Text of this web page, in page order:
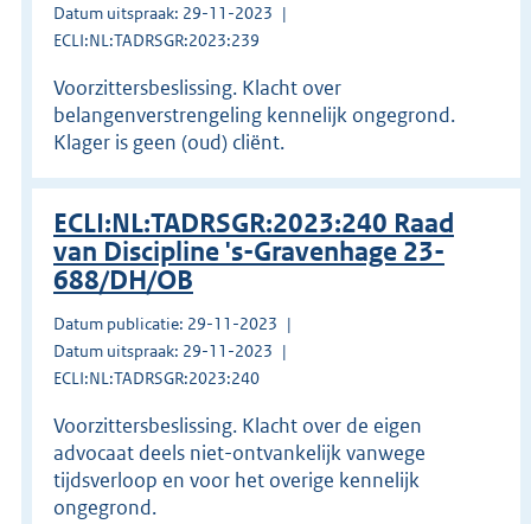
Datum uitspraak: 29-11-2023
ECLI:NL:TADRSGR:2023:239
Voorzittersbeslissing. Klacht over
belangenverstrengeling kennelijk ongegrond.
Klager is geen (oud) cliënt.
ECLI:NL:TADRSGR:2023:240 Raad
van Discipline 's-Gravenhage 23-
688/DH/OB
Datum publicatie: 29-11-2023
Datum uitspraak: 29-11-2023
ECLI:NL:TADRSGR:2023:240
Voorzittersbeslissing. Klacht over de eigen
advocaat deels niet-ontvankelijk vanwege
tijdsverloop en voor het overige kennelijk
ongegrond.